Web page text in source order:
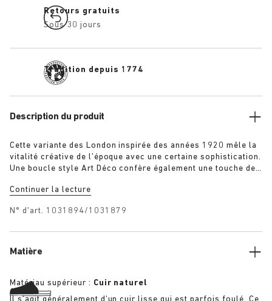
Retours gratuits
Sous 30 jours
Tradition depuis 1774
Description du produit
Cette variante des London inspirée des années 1920 mêle la
vitalité créative de l’époque avec une certaine sophistication.
Une boucle style Art Déco confère également une touche de
et l’optimisme de cette décennie. Le contrefort montant au
tandis que le daim extrêmement doux drape délicatement le
Continuer la lecture
N° d'art. 1031894/1031879
Matière
Matériau supérieur : Cuir naturel